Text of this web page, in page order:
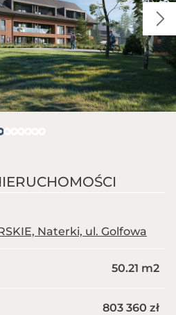
Naterki, ul. Golfowa
50.21 m2
803 360 zł